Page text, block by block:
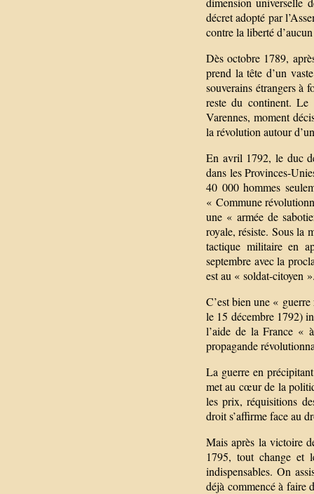
décret adopté par
contre la liberté
Dès octobre 1789,
prend la tête d’un
souverains étrangers à
reste du continent.
Varennes, moment
la révolution autour
En avril 1792, le duc
dans les Provinces-
40 000 hommes
« Commune
une « armée de
royale, résiste. Sous la
tactique militaire en
septembre avec la
est au « soldat-citoyen
C’est bien une «
le 15 décembre 1792)
l’aide de la France «
propagande
La guerre en
met au cœur de la
les prix, réquisitions
droit s’affirme face au
Mais après la victoire
1795, tout change et
indispensables. On
déjà commencé à faire